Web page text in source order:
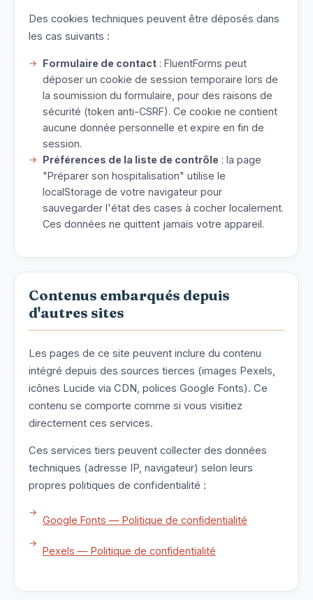
Des cookies techniques peuvent être déposés dans
les cas suivants :
Formulaire de contact : FluentForms peut
déposer un cookie de session temporaire lors de
la soumission du formulaire, pour des raisons de
sécurité (token anti-CSRF). Ce cookie ne contient
aucune donnée personnelle et expire en fin de
session.
Préférences de la liste de contrôle : la page
"Préparer son hospitalisation" utilise le
localStorage de votre navigateur pour
sauvegarder l'état des cases à cocher localement.
Ces données ne quittent jamais votre appareil.
Contenus embarqués depuis
d'autres sites
Les pages de ce site peuvent inclure du contenu
intégré depuis des sources tierces (images Pexels,
icônes Lucide via CDN, polices Google Fonts). Ce
contenu se comporte comme si vous visitiez
directement ces services.
Ces services tiers peuvent collecter des données
techniques (adresse IP, navigateur) selon leurs
propres politiques de confidentialité :
Google Fonts — Politique de confidentialité
Pexels — Politique de confidentialité